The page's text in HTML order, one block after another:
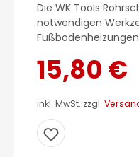
Die WK Tools
notwendigen
15,80 €
inkl. MwSt. zzgl.